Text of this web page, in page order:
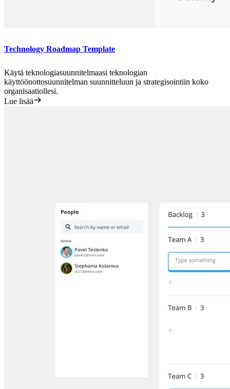
Technology Roadmap Template
Käytä teknologiasuunnitelmaasi teknologian
käyttöönottosuunnitelman suunnitteluun ja strategisointiin koko
organisaatiollesi.
Lue lisää